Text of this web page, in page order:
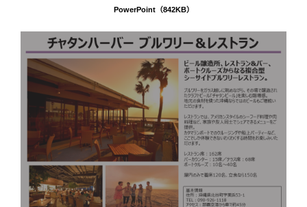
PowerPoint（842KB）